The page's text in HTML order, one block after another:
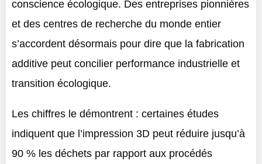
conscience écologique. Des entreprises pionnières
et des centres de recherche du monde entier
s’accordent désormais pour dire que la fabrication
additive peut concilier performance industrielle et
transition écologique.
Les chiffres le démontrent : certaines études
indiquent que l’impression 3D peut réduire jusqu’à
90 % les déchets par rapport aux procédés